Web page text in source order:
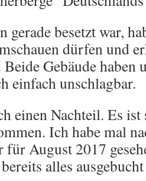
gerade besetzt war,
dürfen und
Gebäude haben
einfach unschlagbar.
einen Nachteil. Es
Ich habe mal
August 2017
alles